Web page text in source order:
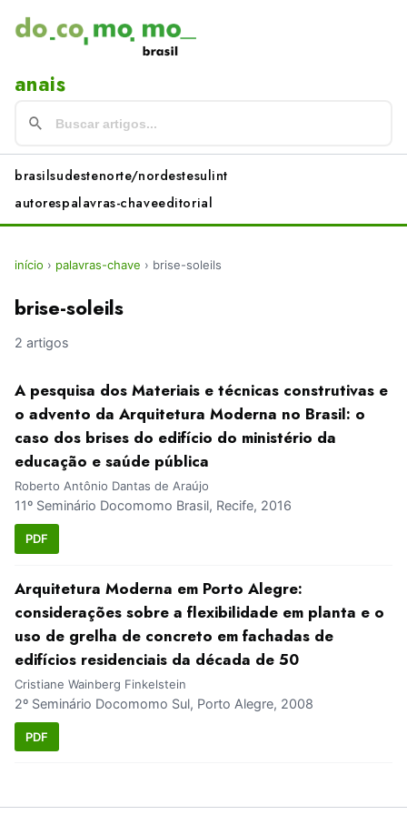
anais
brasilsudestenorte/nordestesulint
autorespalavras-chaveeditorial
início › palavras-chave › brise-soleils
brise-soleils
2 artigos
A pesquisa dos Materiais e técnicas construtivas e
o advento da Arquitetura Moderna no Brasil: o
caso dos brises do edifício do ministério da
educação e saúde pública
Roberto Antônio Dantas de Araújo
11º Seminário Docomomo Brasil, Recife, 2016
PDF
Arquitetura Moderna em Porto Alegre:
considerações sobre a flexibilidade em planta e o
uso de grelha de concreto em fachadas de
edifícios residenciais da década de 50
Cristiane Wainberg Finkelstein
2º Seminário Docomomo Sul, Porto Alegre, 2008
PDF